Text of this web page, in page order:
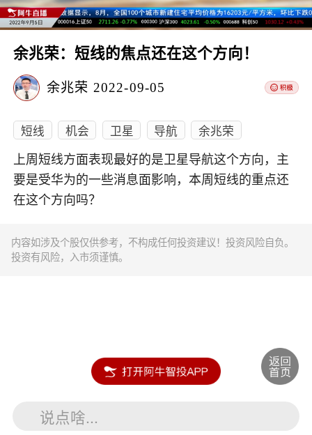
余兆荣：短线的焦点还在这个方向！
余兆荣 2022-09-05
短线 机会 卫星 导航 余兆荣
上周短线方面表现最好的是卫星导航这个方向，主
要是受华为的一些消息面影响，本周短线的重点还
在这个方向吗？
内容如涉及个股仅供参考，不构成任何投资建议！投资风险自负。
投资有风险，入市须谨慎。
说点啥...